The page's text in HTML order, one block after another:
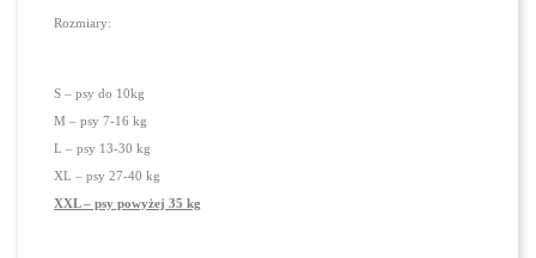
Rozmiary:
S – psy do 10kg
M – psy 7-16 kg
L – psy 13-30 kg
XL – psy 27-40 kg
XXL – psy powyżej 35 kg